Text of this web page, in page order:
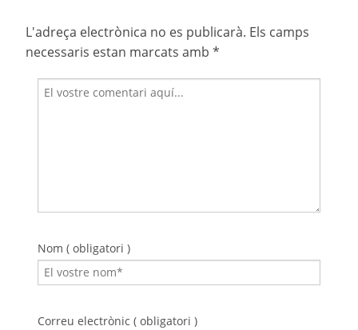
L'adreça electrònica no es publicarà. Els camps
necessaris estan marcats amb *
Nom ( obligatori )
Correu electrònic ( obligatori )